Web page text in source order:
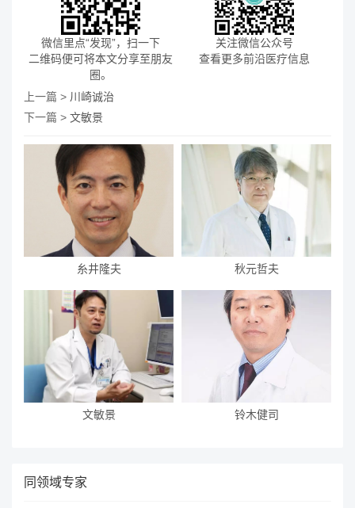
微信里点“发现”，扫一下
二维码便可将本文分享至朋友
圈。
关注微信公众号
查看更多前沿医疗信息
上一篇 > 川崎诚治
下一篇 > 文敏景
糸井隆夫 秋元哲夫
文敏景 铃木健司
同领域专家